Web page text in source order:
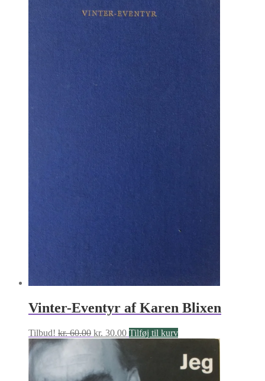
Vinter-Eventyr af Karen Blixen
Tilbud! kr.60.00 Den
oprindelige
kr. 60.00.
kr. 30.00Den
er:
kr. 30.00.
Tilføj til kurv